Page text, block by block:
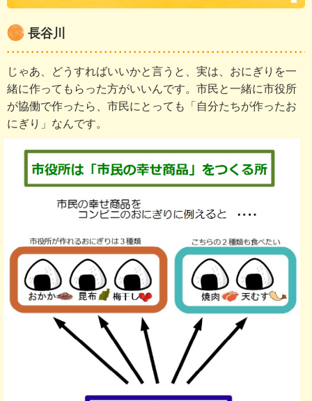
長谷川
じゃあ、どうすればいいかと言うと、実は、おにぎりを一
緒に作ってもらった方がいいんです。市民と一緒に市役所
が協働で作ったら、市民にとっても「自分たちが作ったお
にぎり」なんです。